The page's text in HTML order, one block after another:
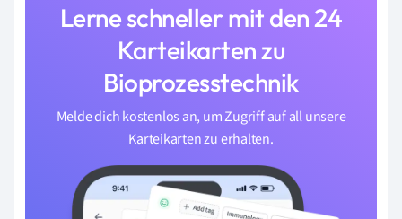
Lerne schneller mit den 24
Karteikarten zu
Bioprozesstechnik
Melde dich kostenlos an, um Zugriff auf all unsere
Karteikarten zu erhalten.